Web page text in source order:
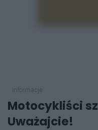
Motocykliści
Uważajcie!